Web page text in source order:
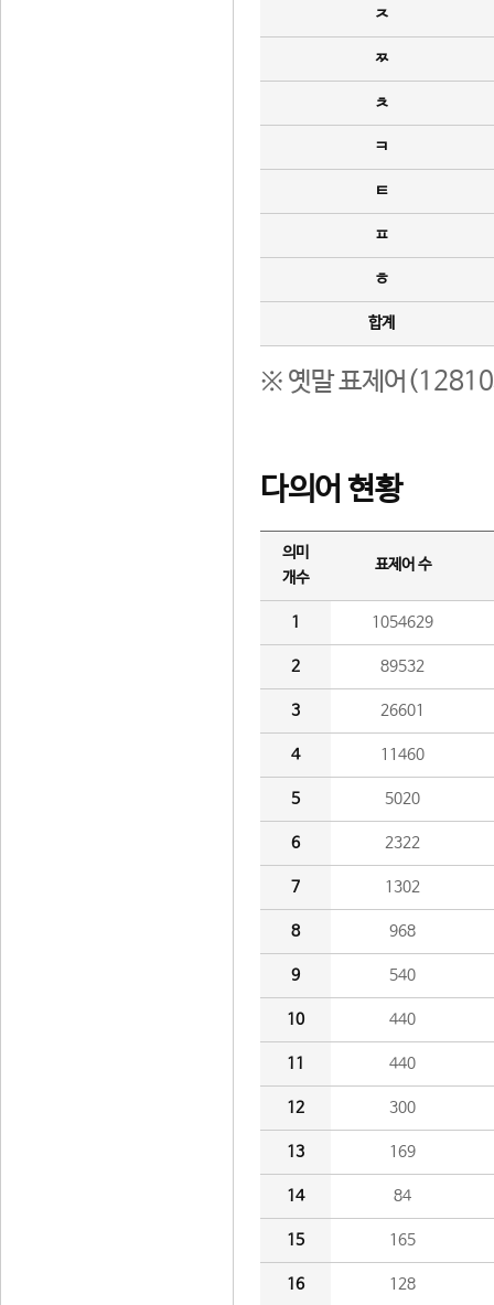
ㅈ
ㅉ
ㅊ
ㅋ
ㅌ
ㅍ
ㅎ
합계
※ 옛말 표제어(12810
다의어 현황
의미
개수
표제어 수
1 1054629
2 89532
3 26601
4 11460
5 5020
6 2322
7 1302
8 968
9 540
10 440
11 440
12 300
13 169
14 84
15 165
16 128